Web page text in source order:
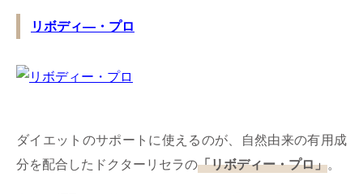
リボディ―・プロ
ダイエットのサポートに使えるのが、自然由来の有用成
分を配合したドクターリセラの「リボディー・プロ」。